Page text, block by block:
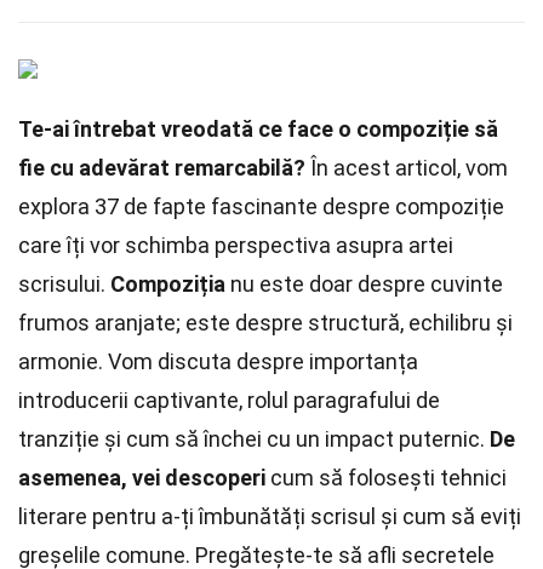
Te-ai întrebat vreodată ce face o compoziție să
fie cu adevărat remarcabilă? În acest articol, vom
explora 37 de fapte fascinante despre compoziție
care îți vor schimba perspectiva asupra artei
scrisului. Compoziția nu este doar despre cuvinte
frumos aranjate; este despre structură, echilibru și
armonie. Vom discuta despre importanța
introducerii captivante, rolul paragrafului de
tranziție și cum să închei cu un impact puternic. De
asemenea, vei descoperi cum să folosești tehnici
literare pentru a-ți îmbunătăți scrisul și cum să eviți
greșelile comune. Pregătește-te să afli secretele